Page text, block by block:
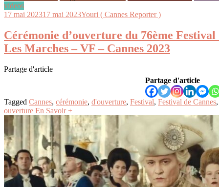
videos
17 mai 202317 mai 2023Youri ( Cannes Reporter )
Cérémonie d’ouverture du 76ème Festival
Les Marches – VF – Cannes 2023
Partage d'article
Partage d'article
Tagged Cannes, cérémonie, d'ouverture, Festival, Festival de Cannes
ouverture En Savoir +